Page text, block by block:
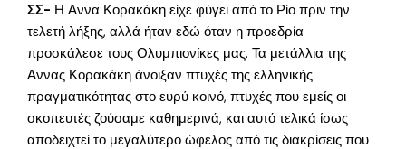
ΣΣ- Η Αννα Κορακάκη είχε φύγει από το Ρίο πριν την
τελετή λήξης, αλλά ήταν εδώ όταν η προεδρία
προσκάλεσε τους Ολυμπιονίκες μας. Τα μετάλλια της
Αννας Κορακάκη άνοιξαν πτυχές της ελληνικής
πραγματικότητας στο ευρύ κοινό, πτυχές που εμείς οι
σκοπευτές ζούσαμε καθημερινά, και αυτό τελικά ίσως
αποδειχτεί το μεγαλύτερο ώφελος από τις διακρίσεις που